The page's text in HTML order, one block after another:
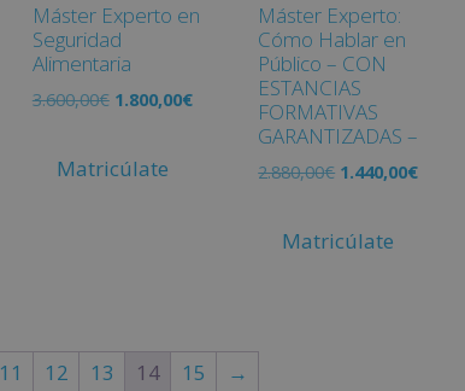
Máster Experto en
Seguridad
Alimentaria
3.600,00€ 1.800,00€
Matricúlate
Máster Experto:
Cómo Hablar en
Público – CON
ESTANCIAS
FORMATIVAS
GARANTIZADAS –
2.880,00€ 1.440,00€
Matricúlate
11 12 13 14 15 →